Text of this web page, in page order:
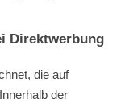
Direktwerbung
die auf
der